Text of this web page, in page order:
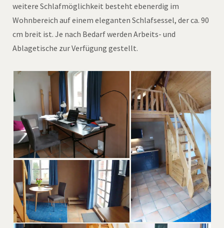
weitere Schlafmöglichkeit besteht ebenerdig im
Wohnbereich auf einem eleganten Schlafsessel, der ca. 90
cm breit ist. Je nach Bedarf werden Arbeits- und
Ablagetische zur Verfügung gestellt.